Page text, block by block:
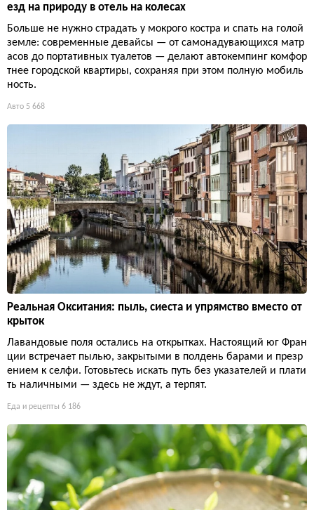
езд на природу в отель на колесах
Больше не нужно страдать у мокрого костра и спать на голой
земле: современные девайсы — от самонадувающихся матр
асов до портативных туалетов — делают автокемпинг комфор
тнее городской квартиры, сохраняя при этом полную мобиль
ность.
Авто 5 668
Реальная Окситания: пыль, сиеста и упрямство вместо от
крыток
Лавандовые поля остались на открытках. Настоящий юг Фран
ции встречает пылью, закрытыми в полдень барами и презр
ением к селфи. Готовьтесь искать путь без указателей и плати
ть наличными — здесь не ждут, а терпят.
Еда и рецепты 6 186